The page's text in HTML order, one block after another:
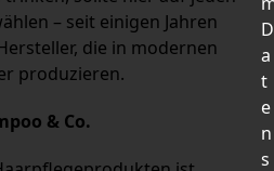
– seit einigen Jahren
die in modernen
produzieren.
& Co.
D
a
t
e
n
s